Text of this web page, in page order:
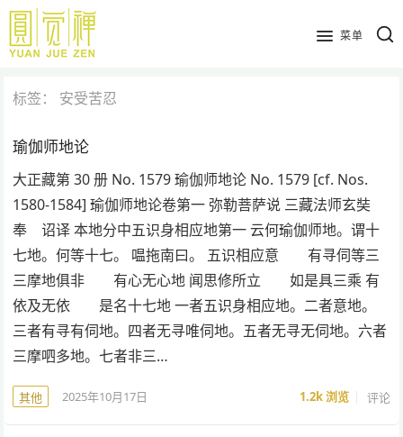
跳
主
内
菜单
标签： 安受苦忍
瑜伽师地论
大正藏第 30 册 No. 1579 瑜伽师地论 No. 1579 [cf. Nos.
1580-1584] 瑜伽师地论卷第一 弥勒菩萨说 三藏法师玄奘
奉 诏译 本地分中五识身相应地第一 云何瑜伽师地。谓十
七地。何等十七。 嗢拖南曰。 五识相应意 有寻伺等三
三摩地俱非 有心无心地 闻思修所立 如是具三乘 有
依及无依 是名十七地 一者五识身相应地。二者意地。
三者有寻有伺地。四者无寻唯伺地。五者无寻无伺地。六者
三摩呬多地。七者非三…
其他 2025年10月17日 1.2k浏览 评论